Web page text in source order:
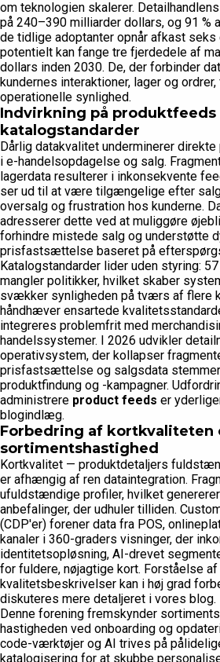
om teknologien skalerer.
på 240–390 milliarder dollars, og 91 %
de tidlige adoptanter opnår afkast seks
potentielt kan fange tre fjerdedele af
dollars inden 2030. De, der forbinder
kundernes interaktioner, lager og
operationelle synlighed.
Indvirkning på produktfeeds
katalogstandarder
Dårlig datakvalitet underminerer
i e-handelsopdagelse og salg.
lagerdata resulterer i inkonsekvente
ser ud til at være tilgængelige efter
oversalg og frustration hos kunderne.
adresserer dette ved at muliggøre
forhindre mistede salg og understøtte
prisfastsættelse baseret på
Katalogstandarder lider uden styring:
mangler politikker, hvilket skaber
svækker synligheden på tværs af flere
håndhæver ensartede
integreres problemfrit med
handelssystemer. I 2026 udvikler
operativsystem, der kollapser
prisfastsættelse og salgsdata
produktfindung og -kampagner.
administrere product feeds er
blogindlæg.
Forbedring af kortkvaliteten
sortimentshastighed
Kortkvalitet — produktdetaljers
er afhængig af ren dataintegration.
ufuldstændige profiler, hvilket
anbefalinger, der udhuler tilliden.
(CDP'er) forener data fra POS,
kanaler i 360-graders visninger, der
identitetsopløsning, AI-drevet
for fuldere, nøjagtige kort. Forståelse
kvalitetsbeskrivelser kan i høj grad
diskuteres mere detaljeret i vores blog.
Denne forening fremskynder
hastigheden ved onboarding og
code-værktøjer og AI trives på
katalogisering for at skubbe